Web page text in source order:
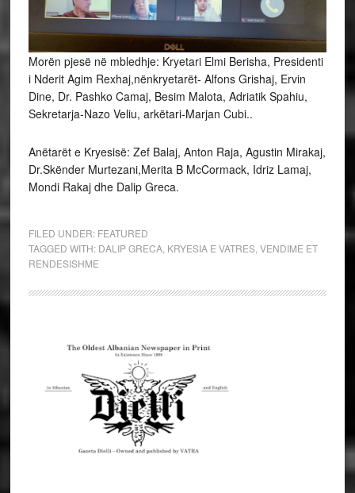
Morën pjesë në mbledhje: Kryetari Elmi Berisha, Presidenti
i Nderit Agim Rexhaj,nënkryetarët- Alfons Grishaj, Ervin
Dine, Dr. Pashko Camaj, Besim Malota, Adriatik Spahiu,
Sekretarja-Nazo Veliu, arkëtari-Marjan Cubi..
Anëtarët e Kryesisë: Zef Balaj, Anton Raja, Agustin Mirakaj,
Dr.Skënder Murtezani,Merita B McCormack, Idriz Lamaj,
Mondi Rakaj dhe Dalip Greca.
FILED UNDER: FEATURED
TAGGED WITH: DALIP GRECA, KRYESIA E VATRES, VENDIME ET
RENDESISHME